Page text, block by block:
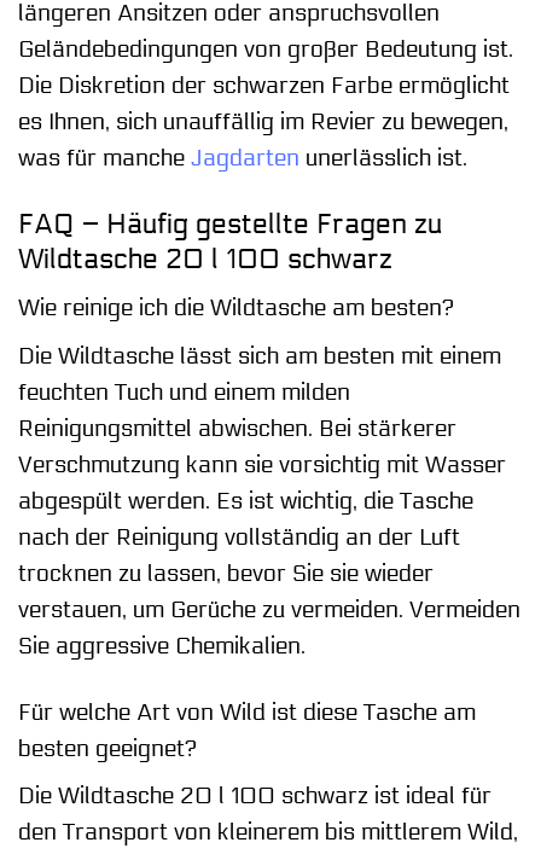
längeren Ansitzen oder anspruchsvollen
Geländebedingungen von großer Bedeutung ist.
Die Diskretion der schwarzen Farbe ermöglicht
es Ihnen, sich unauffällig im Revier zu bewegen,
was für manche Jagdarten unerlässlich ist.
FAQ – Häufig gestellte Fragen zu
Wildtasche 20 l 100 schwarz
Wie reinige ich die Wildtasche am besten?
Die Wildtasche lässt sich am besten mit einem
feuchten Tuch und einem milden
Reinigungsmittel abwischen. Bei stärkerer
Verschmutzung kann sie vorsichtig mit Wasser
abgespült werden. Es ist wichtig, die Tasche
nach der Reinigung vollständig an der Luft
trocknen zu lassen, bevor Sie sie wieder
verstauen, um Gerüche zu vermeiden. Vermeiden
Sie aggressive Chemikalien.
Für welche Art von Wild ist diese Tasche am
besten geeignet?
Die Wildtasche 20 l 100 schwarz ist ideal für
den Transport von kleinerem bis mittlerem Wild,